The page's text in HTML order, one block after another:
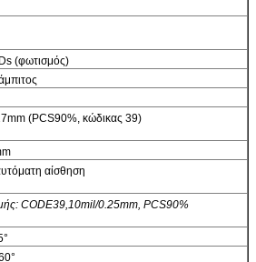
(φωτισμός)
(PCS90%, κώδικας 39)
αίσθηση
CODE39,10mil/0.25mm, PCS90%